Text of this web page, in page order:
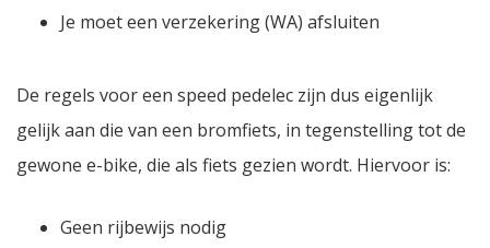
Je moet een verzekering (WA) afsluiten
De regels voor een speed pedelec zijn dus eigenlijk
gelijk aan die van een bromfiets, in tegenstelling tot de
gewone e-bike, die als fiets gezien wordt. Hiervoor is:
Geen rijbewijs nodig